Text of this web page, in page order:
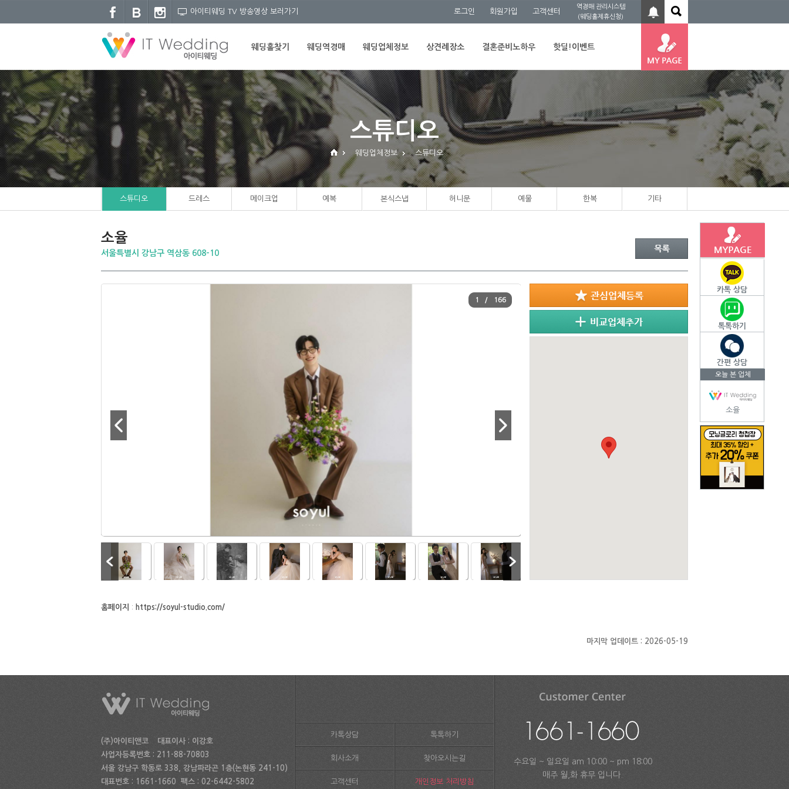
아이티웨딩 TV 방송영상 보러가기 로그인 회원가입 고객센터
역경매 관리시스템
(웨딩홀제휴신청)
웨딩홀찾기 웨딩역경매 웨딩업체정보 상견례장소 결혼준비노하우 핫딜!이벤트
스튜디오
웨딩업체정보 스튜디오
카톡 상담
톡톡하기
간편 상담
오늘 본 업체
소율
스튜디오 드레스 메이크업 예복 본식스냅 허니문 예물 한복 기타
소율
서울특별시 강남구 역삼동 608-10
1 166
홈페이지 : https://soyul-studio.com/
마지막 업데이트 : 2026-05-19
(주)아이티앤코
대표이사 : 이강호
사업자등록번호 : 211-88-70803
서울 강남구 학동로 338, 강남파라곤 1층(논현동 241-10)
대표번호 : 1661-1660
팩스 : 02-6442-5802
카톡상담 톡톡하기
회사소개 찾아오시는길
고객센터 개인정보 처리방침
수요일 ~ 일요일 am 10:00 ~ pm 18:00
매주 월,화 휴무 입니다.